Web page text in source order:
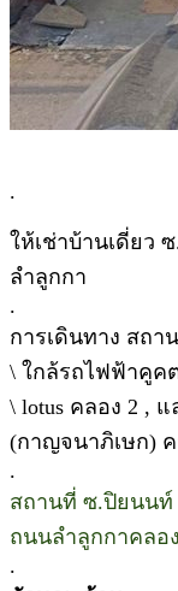
.
ให้เช่าบ้านเดี่ยว
ลำลูกกา
.
การเดินทาง สถา
\ ใกล้รถไฟฟ้าคูค
\ lotus คลอง 2 ,
(กาญจนาภิเษก)
.
สถานที่ ซ.ปิยนนท์
ถนนลำลูกกาคลอ
.